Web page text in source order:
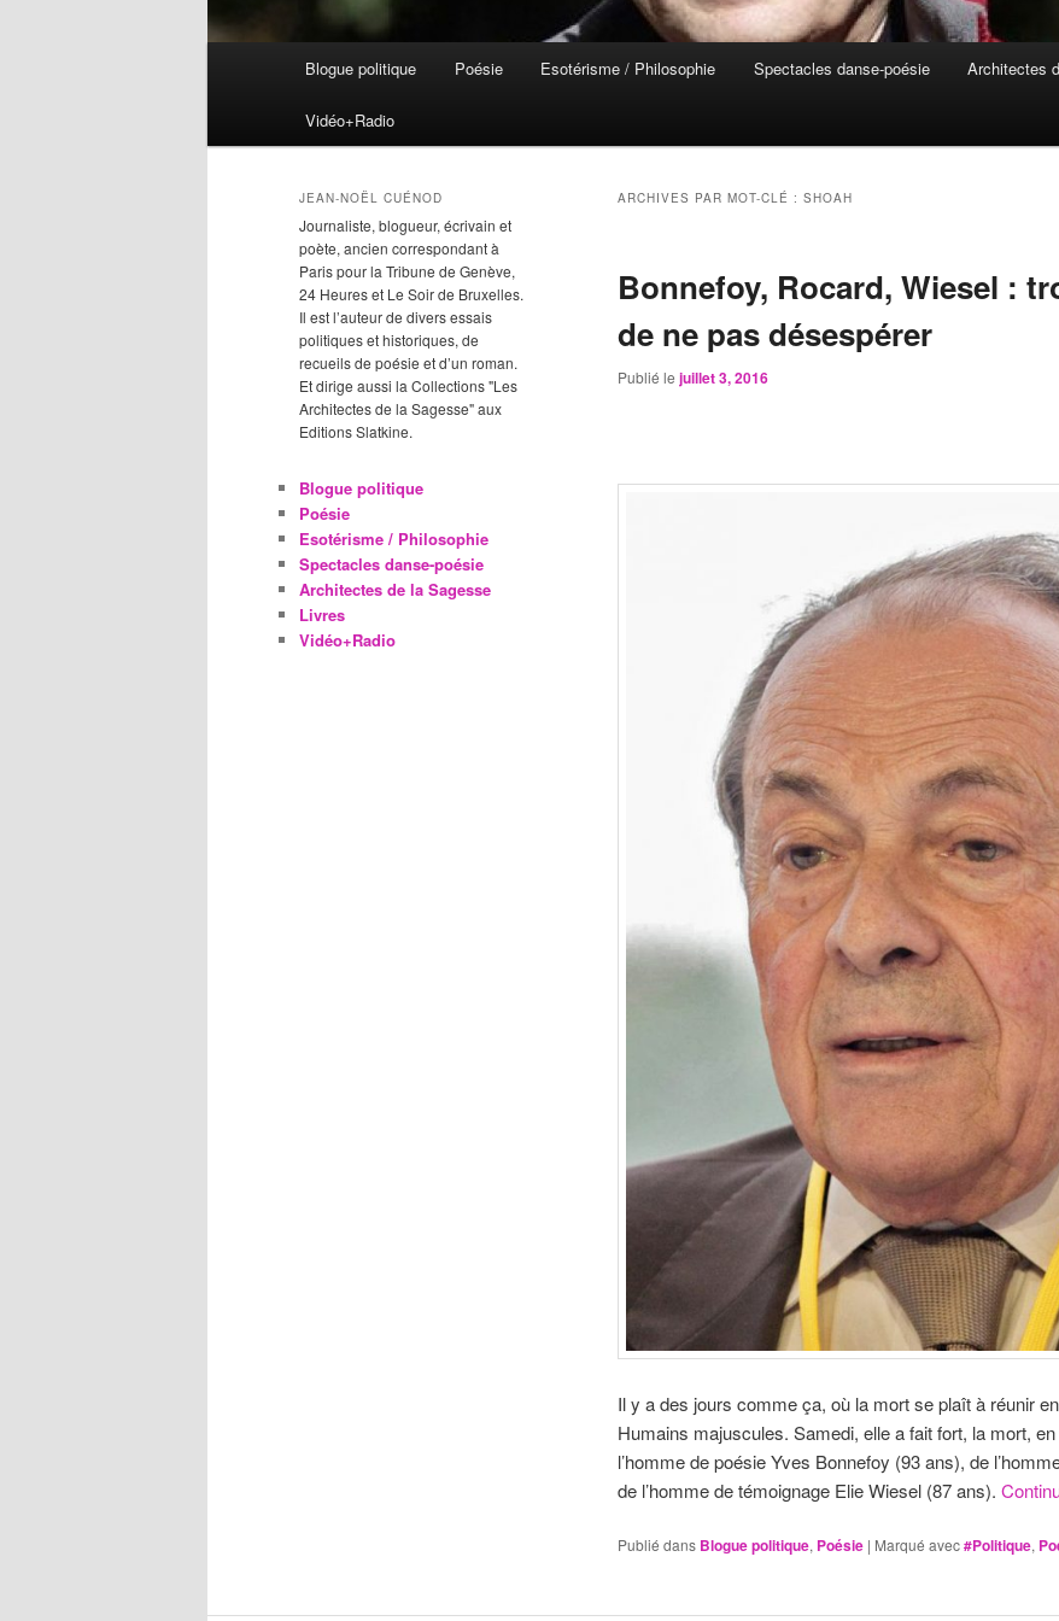
Aller
au
contenu
principal
Aller
au
contenu
secondaire
Blogue politique Poésie Esotérisme / Philosophie Spectacles danse-poésie Architectes
Vidéo+Radio
ARCHIVES PAR MOT-CLÉ : SHOAH
Bonnefoy, Rocard, Wiesel :
de ne pas désespérer
Publié le juillet 3, 2016
Il y a des jours comme ça, où la mort se plaît à réunir
Humains majuscules. Samedi, elle a fait fort, la mort,
l’homme de poésie Yves Bonnefoy (93 ans), de
de l’homme de témoignage Elie Wiesel (87 ans).
Publié dans Blogue politique, Poésie | Marqué avec#Politique,
JEAN-NOËL CUÉNOD
Journaliste, blogueur, écrivain et
poète, ancien correspondant à
Paris pour la Tribune de Genève,
24 Heures et Le Soir de Bruxelles.
Il est l’auteur de divers essais
politiques et historiques, de
recueils de poésie et d’un roman.
Et dirige aussi la Collections "Les
Architectes de la Sagesse" aux
Editions Slatkine.
Blogue politique
Poésie
Esotérisme / Philosophie
Spectacles danse-poésie
Architectes de la Sagesse
Livres
Vidéo+Radio